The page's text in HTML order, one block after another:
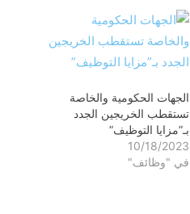
الجهات الحكومية والخاصة
تستقطب الخريجين الجدد
بـ”مزايا التوظيف”
10/18/2023
في "وظائف"